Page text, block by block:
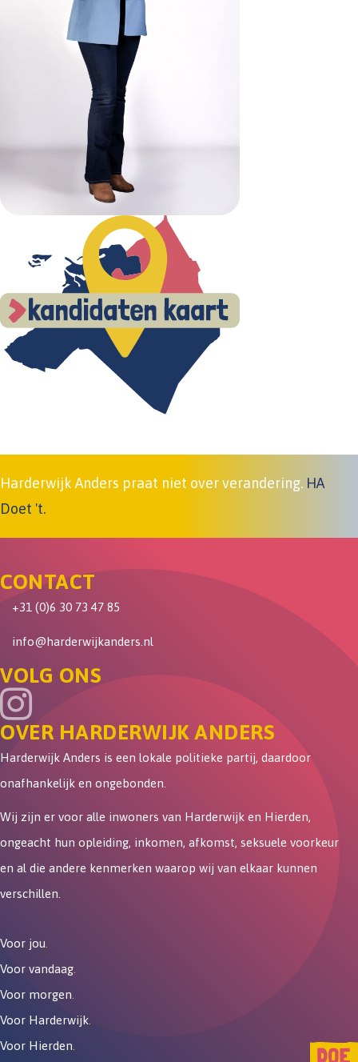
Harderwijk Anders praat niet over verandering. HA
Doet 't.
CONTACT
+31 (0)6 30 73 47 85
info@harderwijkanders.nl
VOLG ONS
OVER HARDERWIJK ANDERS
Harderwijk Anders is een lokale politieke partij, daardoor
onafhankelijk en ongebonden.
Wij zijn er voor alle inwoners van Harderwijk en Hierden,
ongeacht hun opleiding, inkomen, afkomst, seksuele voorkeur
en al die andere kenmerken waarop wij van elkaar kunnen
verschillen.
Voor jou
Voor vandaag
Voor morgen
Voor Harderwijk
Voor Hierden